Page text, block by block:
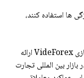
ها استفاده کنند،
این کارگزار یک حساب معاملاتی مجازی VideForex ارائه
بین المللی تجارت